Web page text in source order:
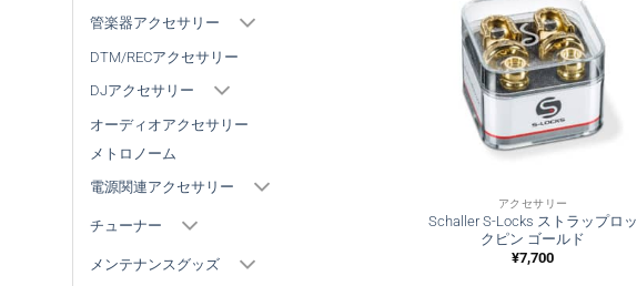
管楽器アクセサリー
DTM/RECアクセサリー
DJアクセサリー
オーディオアクセサリー
メトロノーム
電源関連アクセサリー
チューナー
メンテナンスグッズ
アクセサリー
Schaller S-Locks ストラップロッ
クピン ゴールド
¥7,700